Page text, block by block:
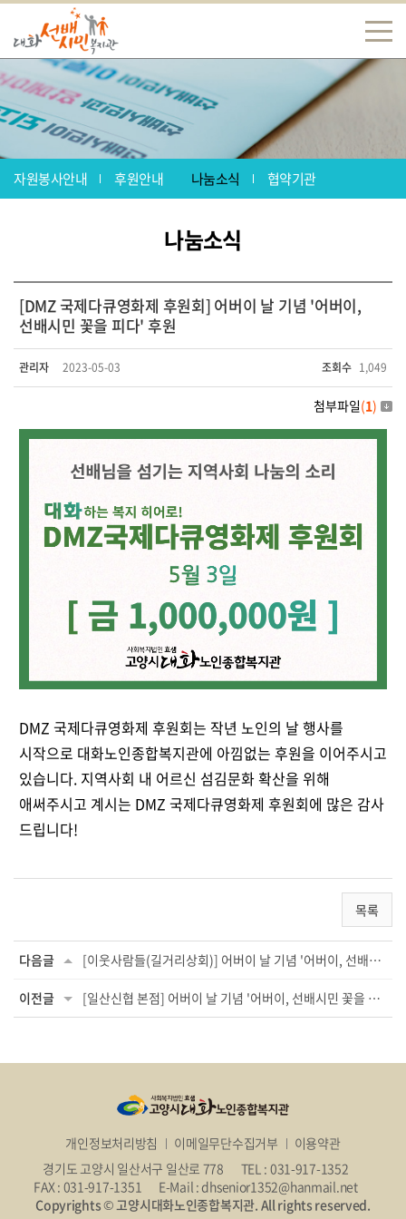
자원봉사안내 후원안내 나눔소식 협약기관
나눔소식
[DMZ 국제다큐영화제 후원회] 어버이 날 기념 '어버이,
선배시민 꽃을 피다' 후원
관리자 2023-05-03 조회수 1,049
첨부파일(1)
DMZ 국제다큐영화제 후원회는 작년 노인의 날 행사를
시작으로 대화노인종합복지관에 아낌없는 후원을 이어주시고
있습니다. 지역사회 내 어르신 섬김문화 확산을 위해
애써주시고 계시는 DMZ 국제다큐영화제 후원회에 많은 감사
드립니다!
목록
다음글 [이웃사람들(길거리상회)] 어버이 날 기념 '어버이, 선배시민 꽃을 피다' 후원
이전글 [일산신협 본점] 어버이 날 기념 '어버이, 선배시민 꽃을 피다' 후원
개인정보처리방침 이메일무단수집거부
이용약관
경기도 고양시 일산서구 일산로 778
TEL : 031-917-1352
FAX : 031-917-1351
E-Mail : dhsenior1352@hanmail.net
Copyrights © 고양시대화노인종합복지관. All rights reserved.